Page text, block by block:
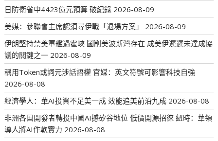
日防衛省申4423億元預算 破紀錄 2026-08-09
美媒：參聯會主席認須尋伊戰「退場方案」
2026-08-09
伊朗堅持禁美軍艦過霍峽 圖削美波斯灣存在 成美伊遲遲未達成協
議的關鍵之一 2026-08-09
稱用Token或詞元涉話語權 官媒：英文符號可影響科技自強
2026-08-08
經濟學人：華AI投資不足美一成 效能追美前沿九成 2026-08-08
非洲各国開發者轉投中國AI撼矽谷地位 低價開源招徠 紐時：華領
導人將AI作軟實力 2026-08-08